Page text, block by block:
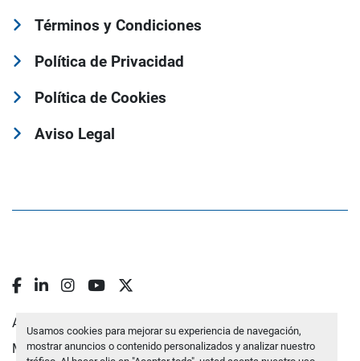
Usamos cookies para mejorar su experiencia de navegación,
mostrar anuncios o contenido personalizados y analizar nuestro
Términos y Condiciones
Política de Privacidad
Política de Cookies
Aviso Legal
Administrar cookies
Machinio Systemsitio web deMachinio
facebook
linkedininstagram
youtube